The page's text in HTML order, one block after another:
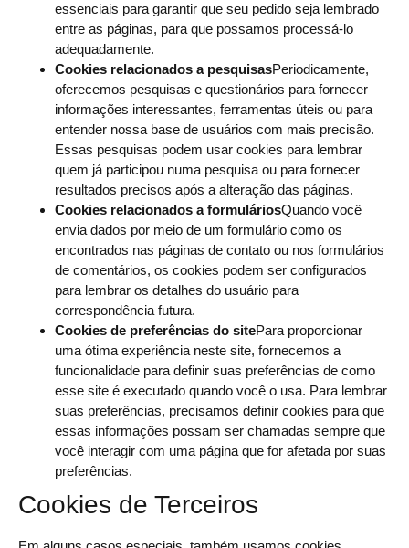
essenciais para garantir que seu pedido seja lembrado
entre as páginas, para que possamos processá-lo
adequadamente.
Cookies relacionados a pesquisasPeriodicamente,
oferecemos pesquisas e questionários para fornecer
informações interessantes, ferramentas úteis ou para
entender nossa base de usuários com mais precisão.
Essas pesquisas podem usar cookies para lembrar
quem já participou numa pesquisa ou para fornecer
resultados precisos após a alteração das páginas.
Cookies relacionados a formuláriosQuando você
envia dados por meio de um formulário como os
encontrados nas páginas de contato ou nos formulários
de comentários, os cookies podem ser configurados
para lembrar os detalhes do usuário para
correspondência futura.
Cookies de preferências do sitePara proporcionar
uma ótima experiência neste site, fornecemos a
funcionalidade para definir suas preferências de como
esse site é executado quando você o usa. Para lembrar
suas preferências, precisamos definir cookies para que
essas informações possam ser chamadas sempre que
você interagir com uma página que for afetada por suas
preferências.
Cookies de Terceiros